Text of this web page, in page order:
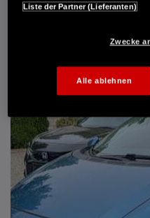
DETAILS
Liste der Partner (Lieferanten)
Zwecke
Alle ablehnen